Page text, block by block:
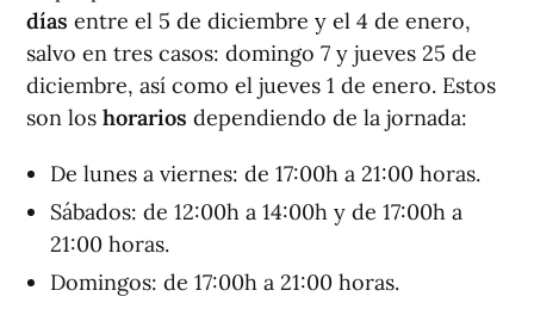
días entre el 5 de diciembre y el 4 de enero,
salvo en tres casos: domingo 7 y jueves 25 de
diciembre, así como el jueves 1 de enero. Estos
son los horarios dependiendo de la jornada:
De lunes a viernes: de 17:00h a 21:00 horas.
Sábados: de 12:00h a 14:00h y de 17:00h a
21:00 horas.
Domingos: de 17:00h a 21:00 horas.